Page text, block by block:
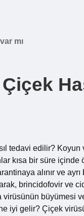
mı
tedavi edilir?
kısa bir süre
alınır ve
brincidofovir ve
virüsünün büyümesi
iyi gelir? Çiçek